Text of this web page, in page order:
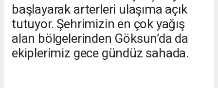
başlayarak arterleri ulaşıma açık
tutuyor. Şehrimizin en çok yağış
alan bölgelerinden Göksun’da da
ekiplerimiz gece gündüz sahada.